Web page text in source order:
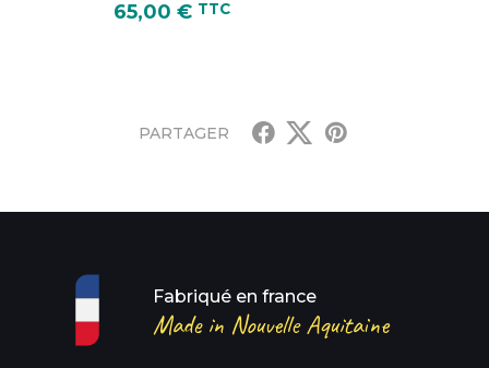
Prix
65,00 € TTC
PARTAGER
Fabriqué en france
Made in Nouvelle Aquitaine